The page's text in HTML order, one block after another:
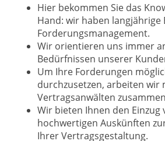
Hier bekommen Sie das
Hand: wir haben langjährige
Forderungsmanagement.
Wir orientieren uns immer
Bedürfnissen unserer
Um Ihre Forderungen
durchzusetzen, arbeiten wir
Vertragsanwälten
Wir bieten Ihnen den
hochwertigen Auskünften
Ihrer Vertragsgestaltung.